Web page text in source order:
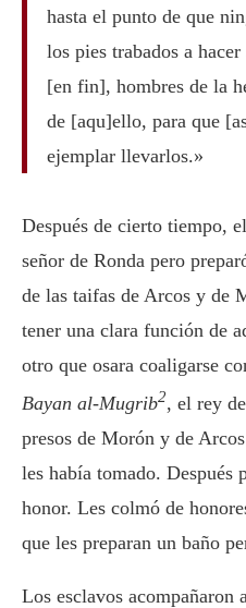
hasta el punto de que
los pies trabados a hacer
[en fin], hombres de la
de [aqu]ello, para que
ejemplar llevarlos.»
Después de cierto tiempo,
señor de Ronda pero
de las taifas de Arcos y de
tener una clara función de
otro que osara coaligarse
Bayan al-Mugrib2, el rey
presos de Morón y de
les había tomado. Después
honor. Les colmó de
que les preparan un baño
Los esclavos acompañaron